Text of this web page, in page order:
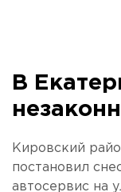
В
Кировский
постановил
автосервис на